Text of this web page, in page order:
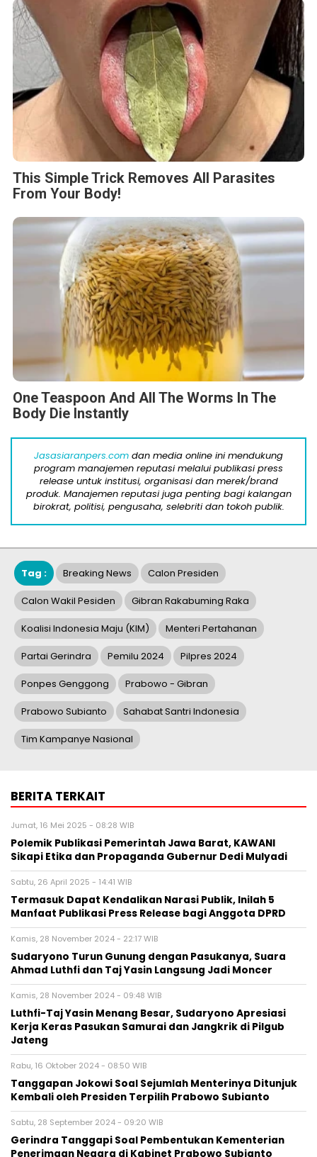
This Simple Trick Removes All Parasites
From Your Body!
One Teaspoon And All The Worms In The
Body Die Instantly
Jasasiaranpers.com dan media online ini mendukung
program manajemen reputasi melalui publikasi press
release untuk institusi, organisasi dan merek/brand
produk. Manajemen reputasi juga penting bagi kalangan
birokrat, politisi, pengusaha, selebriti dan tokoh publik.
Tag : Breaking News Calon Presiden
Calon Wakil Pesiden Gibran Rakabuming Raka
Koalisi Indonesia Maju (KIM) Menteri Pertahanan
Partai Gerindra Pemilu 2024 Pilpres 2024
Ponpes Genggong Prabowo - Gibran
Prabowo Subianto Sahabat Santri Indonesia
Tim Kampanye Nasional
BERITA TERKAIT
Jumat, 16 Mei 2025 - 08:28 WIB
Polemik Publikasi Pemerintah Jawa Barat, KAWANI
Sikapi Etika dan Propaganda Gubernur Dedi Mulyadi
Sabtu, 26 April 2025 - 14:41 WIB
Termasuk Dapat Kendalikan Narasi Publik, Inilah 5
Manfaat Publikasi Press Release bagi Anggota DPRD
Kamis, 28 November 2024 - 22:17 WIB
Sudaryono Turun Gunung dengan Pasukanya, Suara
Ahmad Luthfi dan Taj Yasin Langsung Jadi Moncer
Kamis, 28 November 2024 - 09:48 WIB
Luthfi-Taj Yasin Menang Besar, Sudaryono Apresiasi
Kerja Keras Pasukan Samurai dan Jangkrik di Pilgub
Jateng
Rabu, 16 Oktober 2024 - 08:50 WIB
Tanggapan Jokowi Soal Sejumlah Menterinya Ditunjuk
Kembali oleh Presiden Terpilih Prabowo Subianto
Sabtu, 28 September 2024 - 09:20 WIB
Gerindra Tanggapi Soal Pembentukan Kementerian
Penerimaan Negara di Kabinet Prabowo Subianto